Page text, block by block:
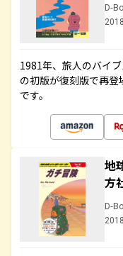
D-
1981年、旅人のバイ
の初版が復刻版で再
です。
地
方
D-